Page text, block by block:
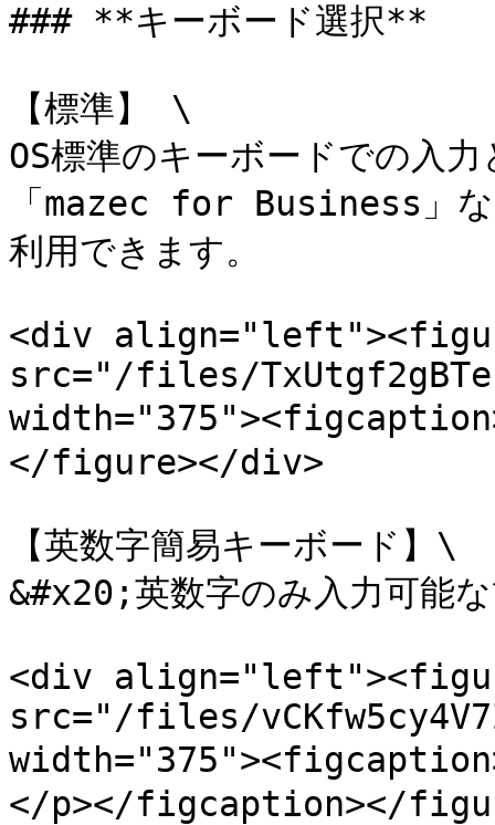
### **キーボード選択**
【標準】 \
OS標準のキーボードでの入
「mazec for Business」な
利用できます。
<div
src="/files/
</figure></div>
【英数字簡易キーボード】\
&#x20;英数字のみ入力可能
<div
src="/files/
</p></figcaption></